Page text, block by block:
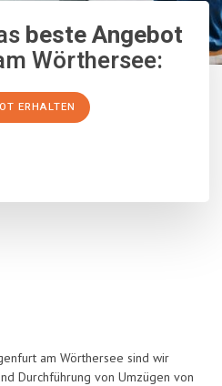
beste Angebot
Wörthersee:
ERHALTEN
am Wörthersee sind wir
Durchführung von Umzügen von